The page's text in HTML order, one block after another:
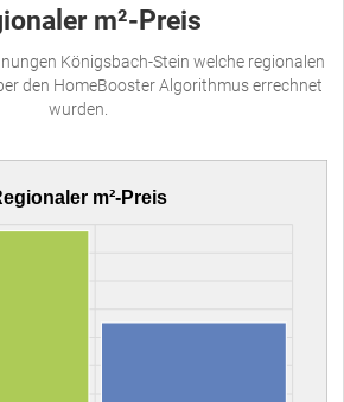
m²-Preis
Königsbach-Stein welche regionalen
den HomeBooster Algorithmus errechnet
wurden.
m²-Preis